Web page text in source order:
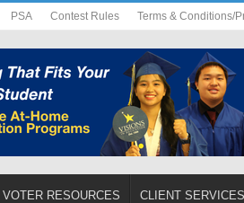
PSA Contest Rules Terms & Conditions/
VOTER RESOURCES CLIENT SERVICES